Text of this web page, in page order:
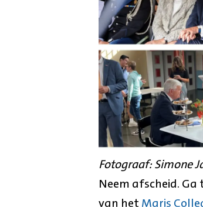
Fotograaf: Simone
Neem afscheid.
van het Maris